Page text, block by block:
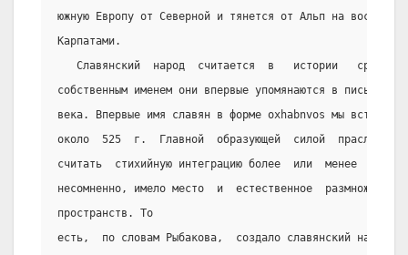
южную Европу от Северной и тянется от Альп на восток,
Карпатами.
Славянский  народ  считается  в   истории
собственным именем они впервые упомянаются в
века. Впервые имя славян в форме oxhabnvos мы
около  525  г.  Главной  образующей  силой
считать  стихийную интеграцию более  или  менее
несомненно, имело место  и  естественное  размножение
пространств. То
есть,  по словам Рыбакова,  создало славянский народ